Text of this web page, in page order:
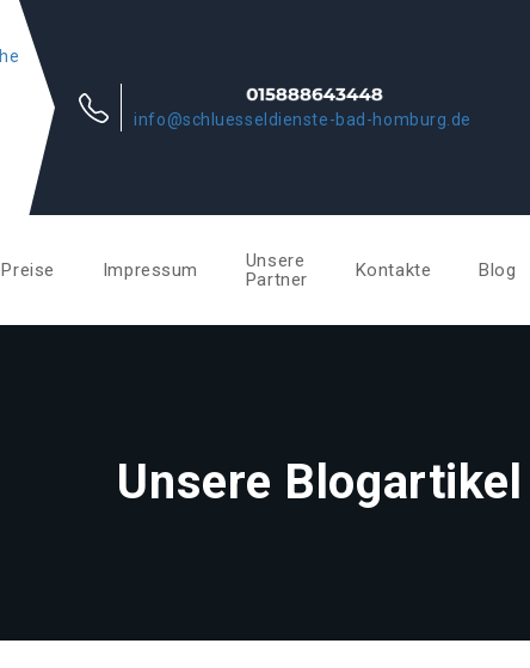
info@schluesseldienste-bad-homburg.de
Preise Impressum
Unsere
Partner
Kontakte Blog
Unsere Blogartikel